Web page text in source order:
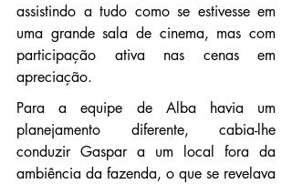
assistindo a tudo como se estivesse em
uma grande sala de cinema, mas com
participação ativa nas cenas em
apreciação.
Para a equipe de Alba havia um
planejamento diferente, cabia-lhe
conduzir Gaspar a um local fora da
ambiência da fazenda, o que se revelava